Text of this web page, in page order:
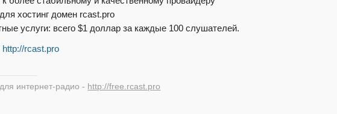
хостинг домен rcast.pro
услуги: всего $1 доллар за каждые 100 слушателей.
http://rcast.pro
интернет-радио - http://free.rcast.pro